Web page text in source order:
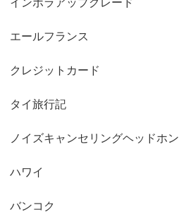
エールフランス
クレジットカード
タイ旅行記
ノイズキャンセリングヘッドホン
ハワイ
バンコク